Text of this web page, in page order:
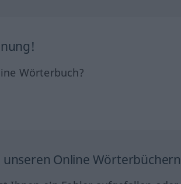
Wörterbuch?
unseren Online